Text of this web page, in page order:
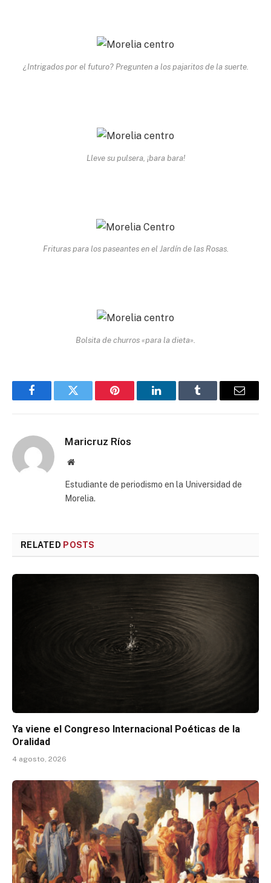
¿Intrigados por el futuro? Pregunten a los pajaritos de la suerte.
Lleve su pulsera, ¡bara bara!
Frituras para los paseantes en el Jardín de las Rosas.
Bolsita de churros «para la dieta».
FacebookTwitter Pinterest LinkedInTumblr Email
Maricruz Ríos
Website
Estudiante de periodismo en la Universidad de
Morelia.
RELATED POSTS
Ya viene el Congreso Internacional Poéticas de la
Oralidad
4 agosto, 2026